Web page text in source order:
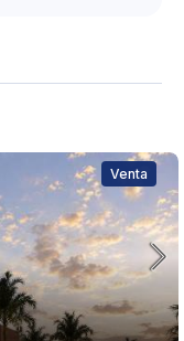
Venta